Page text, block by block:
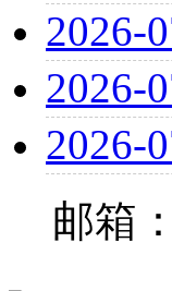
2026-
2026-
2026-
邮箱